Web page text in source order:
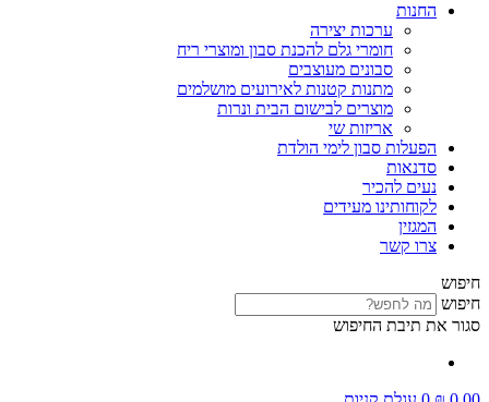
החנות
ערכות יצירה
חומרי גלם להכנת סבון ומוצרי ריח
סבונים מעוצבים
מתנות קטנות לאירועים מושלמים
מוצרים לבישום הבית ונרות
אריזות שי
הפעלות סבון לימי הולדת
סדנאות
נעים להכיר
לקוחותינו מעידים
המגזין
צרו קשר
חיפוש
חיפוש
סגור את תיבת החיפוש